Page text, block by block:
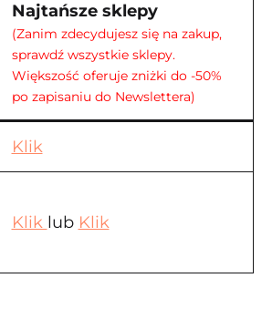
Najtańsze sklepy
(Zanim zdecydujesz się na zakup,
sprawdź wszystkie sklepy.
Większość oferuje zniżki do -50%
po zapisaniu do Newslettera)
Klik
Klik lub Klik